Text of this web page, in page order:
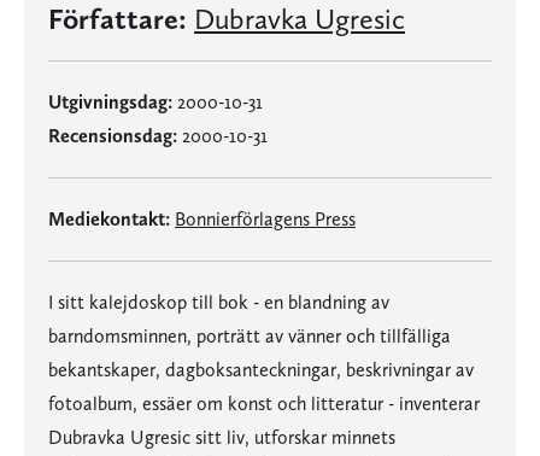
Författare: Dubravka Ugresic
Utgivningsdag: 2000-10-31
Recensionsdag: 2000-10-31
Mediekontakt: Bonnierförlagens Press
I sitt kalejdoskop till bok - en blandning av
barndomsminnen, porträtt av vänner och tillfälliga
bekantskaper, dagboksanteckningar, beskrivningar av
fotoalbum, essäer om konst och litteratur - inventerar
Dubravka Ugresic sitt liv, utforskar minnets